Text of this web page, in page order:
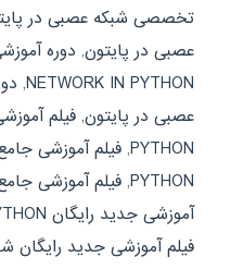
تخصصی شبکه عصبی در
عصبی در پایتون,
NETWORK IN PYTHON
,
عصبی در پایتون,
PYTHON
,
PYTHON
, فیلم آموزشی
آموزشی جدید رایگان NEURAL NETWORK IN PYTHON
فیلم آموزشی جدید رایگان